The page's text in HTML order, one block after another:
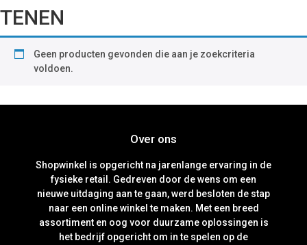
TENEN
Geen producten gevonden die aan je zoekcriteria
voldoen.
Over ons
Shopwinkel is opgericht na jarenlange ervaring in de
fysieke retail. Gedreven door de wens om een
nieuwe uitdaging aan te gaan, werd besloten de stap
naar een online winkel te maken. Met een breed
assortiment en oog voor duurzame oplossingen is
het bedrijf opgericht om in te spelen op de